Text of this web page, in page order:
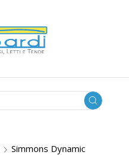
Simmons Dynamic